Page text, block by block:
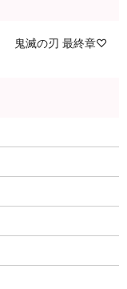
鬼滅の刃 最終章♡